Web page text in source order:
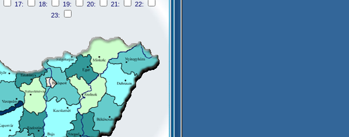
17: 18: 19: 20: 21:
22:
23: